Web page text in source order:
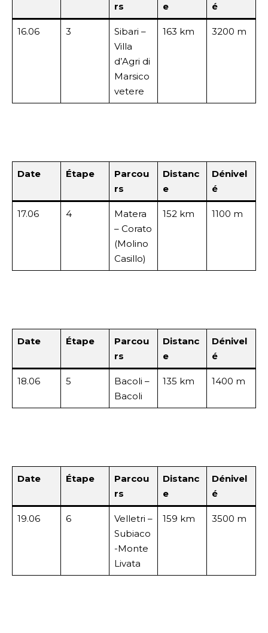
rs
e
é
16.06 3
Sibari –
Villa
d’Agri di
Marsico
vetere
163 km 3200 m
Date Étape
Parcou
rs
Distanc
e
Dénivel
é
17.06 4
Matera
– Corato
(Molino
Casillo)
152 km 1100 m
Date Étape
Parcou
rs
Distanc
e
Dénivel
é
18.06 5
Bacoli –
Bacoli
135 km 1400 m
Date Étape
Parcou
rs
Distanc
e
Dénivel
é
19.06 6
Velletri –
Subiaco
-Monte
Livata
159 km 3500 m